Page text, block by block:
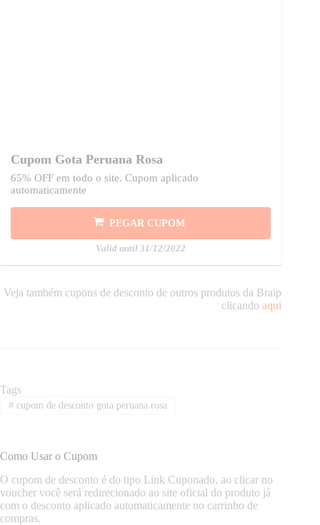
Cupom Gota Peruana Rosa
65% OFF em todo o site. Cupom aplicado
automaticamente
PEGAR CUPOM
Valid until 31/12/2022
Veja também cupons de desconto de outros produtos da Braip
clicandoaqui
Tags
#cupom de desconto gota peruana rosa
Como Usar o Cupom
O cupom de desconto é do tipo Link Cuponado, ao clicar no
voucher você será redirecionado ao site oficial do produto já
com o desconto aplicado automaticamente no carrinho de
compras.